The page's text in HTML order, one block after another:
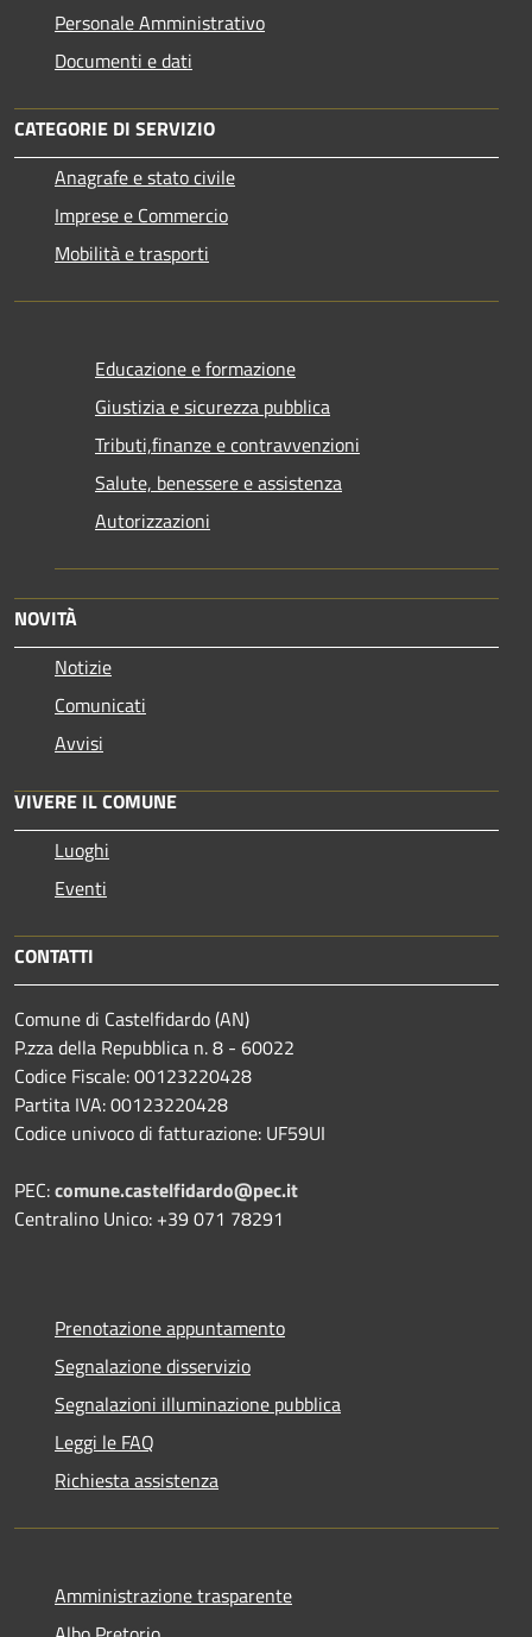
Personale Amministrativo
Documenti e dati
CATEGORIE DI SERVIZIO
Anagrafe e stato civile
Imprese e Commercio
Mobilità e trasporti
Educazione e formazione
Giustizia e sicurezza pubblica
Tributi,finanze e contravvenzioni
Salute, benessere e assistenza
Autorizzazioni
NOVITÀ
Notizie
Comunicati
Avvisi
VIVERE IL COMUNE
Luoghi
Eventi
CONTATTI
Comune di Castelfidardo (AN)
P.zza della Repubblica n. 8 - 60022
Codice Fiscale: 00123220428
Partita IVA: 00123220428
Codice univoco di fatturazione: UF59UI
PEC:comune.castelfidardo@pec.it
Centralino Unico: +39 071 78291
Prenotazione appuntamento
Segnalazione disservizio
Segnalazioni illuminazione pubblica
Leggi le FAQ
Richiesta assistenza
Amministrazione trasparente